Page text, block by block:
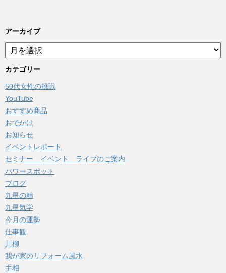
アーカイブ
ア
ー
カ
ブ
カテゴリー
50代女性の挑戦
YouTube
おすすめ商品
おでかけ
お知らせ
イベントレポート
セミナー イベント ライブのご案内
パワースポット
ブログ
九星の精
九星気学
今月の運勢
仕事観
川柳
我が家のリフォーム風水
手相